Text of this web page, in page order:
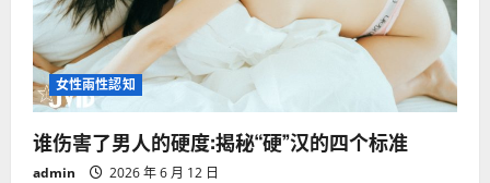
女性兩性認知
谁伤害了男人的硬度:揭秘“硬”汉的四个标准
admin 2026 年 6 月 12 日